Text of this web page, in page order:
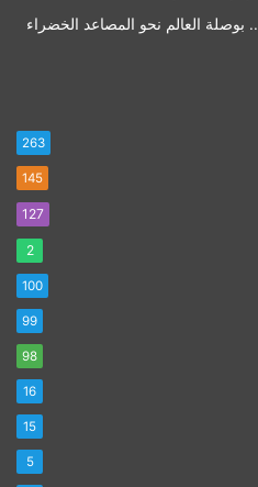
263
145
127
2
100
99
98
16
15
5